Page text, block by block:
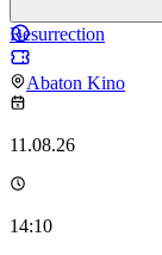
Resurrection
Abaton Kino
11.08.26
14:10